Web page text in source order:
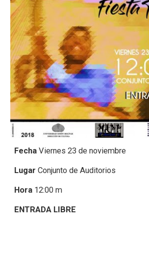
Fecha Viernes 23 de noviembre
LugarConjunto de Auditorios
Hora 12:00 m
ENTRADA LIBRE